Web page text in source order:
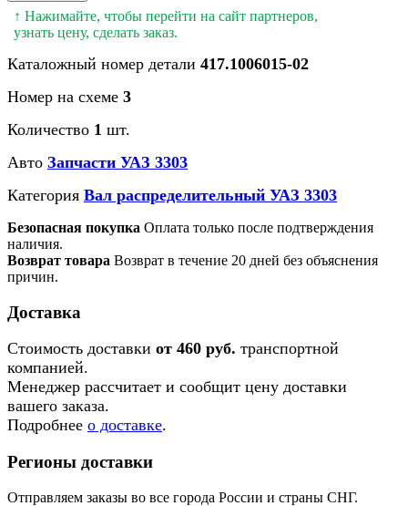
↑ Нажимайте, чтобы перейти на сайт партнеров,
узнать цену, сделать заказ.
Каталожный номер детали 417.1006015-02
Номер на схеме 3
Количество 1 шт.
Авто Запчасти УАЗ 3303
Категория Вал распределительный УАЗ 3303
Безопасная покупка Оплата только после подтверждения
наличия.
Возврат товара Возврат в течение 20 дней без объяснения
причин.
Доставка
Стоимость доставки от 460 руб. транспортной
компанией.
Менеджер рассчитает и сообщит цену доставки
вашего заказа.
Подробнее о доставке.
Регионы доставки
Отправляем заказы во все города России и страны СНГ.